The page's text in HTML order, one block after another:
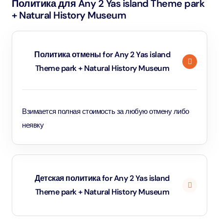
Политика для Any 2 Yas island Theme park
+ Natural History Museum
Политика отмены for Any 2 Yas island
Theme park + Natural History Museum
Взимается полная стоимость за любую отмену либо
неявку
Детская политика for Any 2 Yas island
Theme park + Natural History Museum